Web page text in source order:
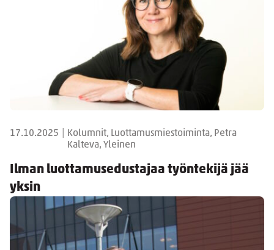
17.10.2025
Kolumnit, Luottamusmiestoiminta, Petra
Kalteva, Yleinen
Ilman luottamusedustajaa työntekijä jää
yksin